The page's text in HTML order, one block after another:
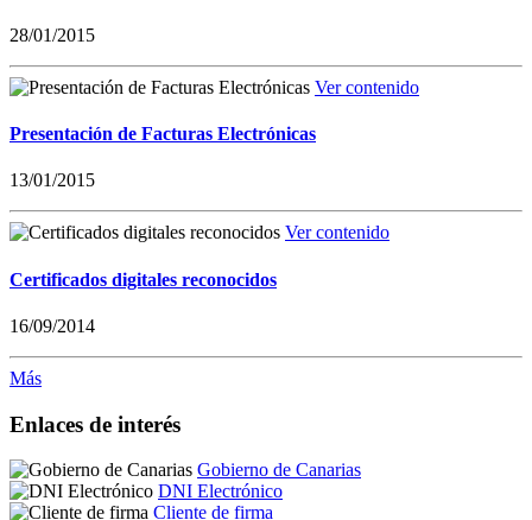
28/01/2015
Ver contenido
Presentación de Facturas Electrónicas
13/01/2015
Ver contenido
Certificados digitales reconocidos
16/09/2014
Más
Enlaces de interés
Gobierno de Canarias
DNI Electrónico
Cliente de firma